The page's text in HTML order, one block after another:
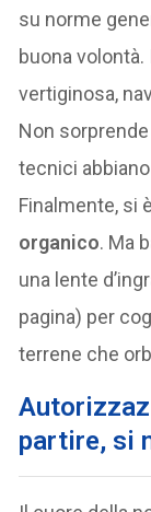
su norme
buona
vertiginosa,
Non
tecnici
Finalmente, si
organico. Ma
una lente
pagina) per
terrene che
partire, si